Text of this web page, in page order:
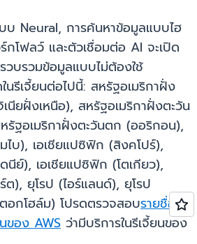
บ Neural, การค้นหาข้อมูลแบบไฮ
กโฟลว์ และตัวเชื่อมต่อ AI จะเปิด
วบรวมข้อมูลแบบไม่ต้องใช้
นรีเจี้ยนต่อไปนี้: สหรัฐอเมริกาฝั่ง
นียฝั่งเหนือ), สหรัฐอเมริกาฝั่งตะวัน
รัฐอเมริกาฝั่งตะวันตก (ออริกอน),
ไบ), เอเชียแปซิฟิก (สิงคโปร์),
นีย์), เอเชียแปซิฟิก (โตเกียว),
), ยุโรป (ไอร์แลนด์), ยุโรป
อกโฮล์ม) โปรดตรวจสอบรายชื่อ
ของ AWS ว่ามีบริการในรีเจี้ยนของ